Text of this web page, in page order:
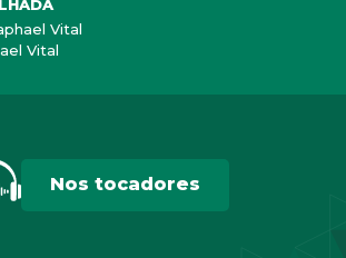
Vital
Vital
Nos tocadores